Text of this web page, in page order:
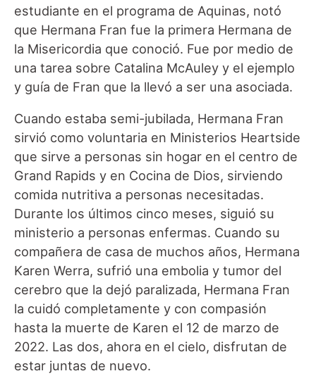
estudiante en el programa de Aquinas, notó
que Hermana Fran fue la primera Hermana de
la Misericordia que conoció. Fue por medio de
una tarea sobre Catalina McAuley y el ejemplo
y guía de Fran que la llevó a ser una asociada.
Cuando estaba semi-jubilada, Hermana Fran
sirvió como voluntaria en Ministerios Heartside
que sirve a personas sin hogar en el centro de
Grand Rapids y en Cocina de Dios, sirviendo
comida nutritiva a personas necesitadas.
Durante los últimos cinco meses, siguió su
ministerio a personas enfermas. Cuando su
compañera de casa de muchos años, Hermana
Karen Werra, sufrió una embolia y tumor del
cerebro que la dejó paralizada, Hermana Fran
la cuidó completamente y con compasión
hasta la muerte de Karen el 12 de marzo de
2022. Las dos, ahora en el cielo, disfrutan de
estar juntas de nuevo.